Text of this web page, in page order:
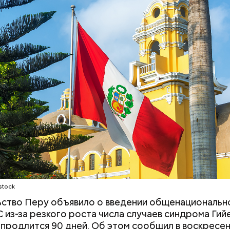
Перу объявило о введении
за резкого роста числа случаев синдрома
90 дней. Об этом сообщил в
походах даже мечтать не приходилось, но
в рамки официальной экскурсии с
эксперта и сопредседателя
Василия Белозерова, стрелки часов Судного
но никакой глобальной значимости они не